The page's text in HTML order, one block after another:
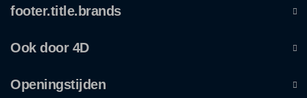
footer.title.brands
Ook door 4D
Openingstijden